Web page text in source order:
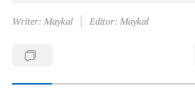
Writer: Maykal Editor: Maykal